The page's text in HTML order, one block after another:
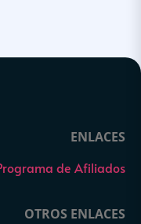
ENLACES
de Afiliados
OTROS ENLACES